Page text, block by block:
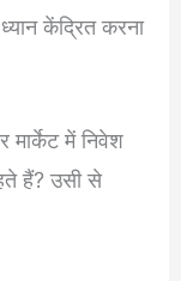
केंद्रित करना
मार्केट में निवेश
हैं? उसी से